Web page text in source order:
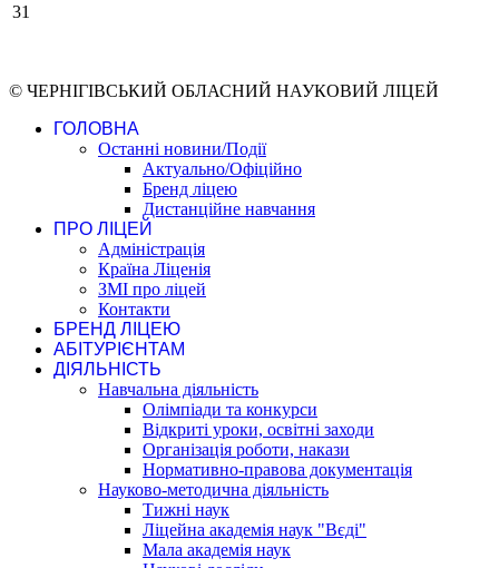
31
© ЧЕРНІГІВСЬКИЙ ОБЛАСНИЙ НАУКОВИЙ ЛІЦЕЙ
ГОЛОВНА
Останні новини/Події
Актуально/Офіційно
Бренд ліцею
Дистанційне навчання
ПРО ЛІЦЕЙ
Адміністрація
Країна Ліценія
ЗМІ про ліцей
Контакти
БРЕНД ЛІЦЕЮ
АБІТУРІЄНТАМ
ДІЯЛЬНІСТЬ
Навчальна діяльність
Олімпіади та конкурси
Відкриті уроки, освітні заходи
Організація роботи, накази
Нормативно-правова документація
Науково-методична діяльність
Тижні наук
Ліцейна академія наук "Вєді"
Мала академія наук